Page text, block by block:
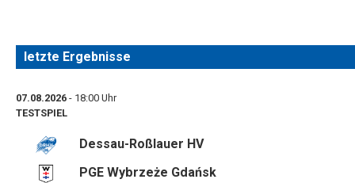
letzte Ergebnisse
07.08.2026 - 18:00 Uhr
TESTSPIEL
Dessau-Roßlauer HV
PGE Wybrzeże Gdańsk